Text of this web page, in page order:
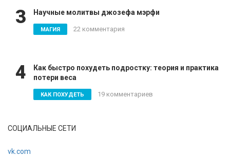
3 Научные молитвы джозефа мэрфи
МАГИЯ 22 комментария
4
Как быстро похудеть подростку: теория и практика
потери веса
КАК ПОХУДЕТЬ 19 комментариев
СОЦИАЛЬНЫЕ СЕТИ
vk.com